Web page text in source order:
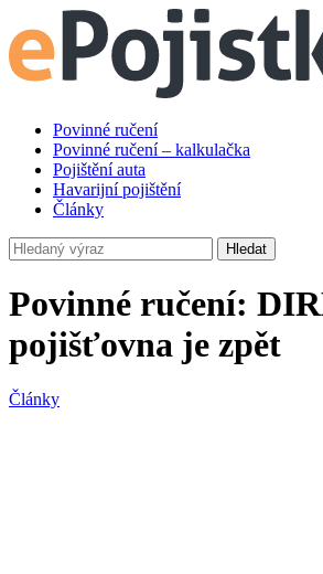
Povinné ručení
Povinné ručení – kalkulačka
Pojištění auta
Havarijní pojištění
Články
Hledat
Povinné ručení:
pojišťovna je zpět
Články